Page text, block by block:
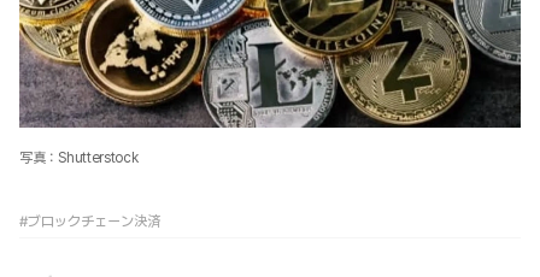
写真：Shutterstock
#ブロックチェーン決済